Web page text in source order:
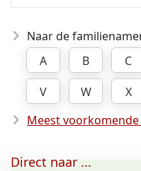
Naar de
A
B C
V
W X
Meest
Direct naar ...